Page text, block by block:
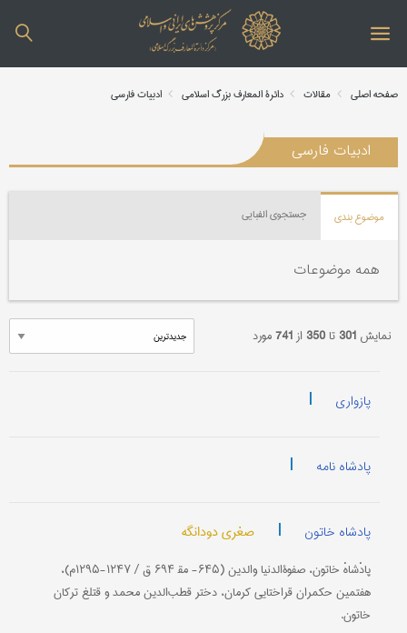
صفحه اصلی مقالات دائرة المعارف بزرگ اسلامی ادبیات فارسی
ادبیات فارسی
موضوع بندی جستجوی الفبایی
همه موضوعات
نمایش 301 تا350 از741مورد
پازواری |
پادشاه نامه |
پادشاه خاتون | صغری دودانگه
پادْشاهْ خاتون‌، صفوةالدنیا والدین‌ (۶۴۵- مق‍ ۶۹۴ ق‌ / ۱۲۴۷-۱۲۹۵م‌)،
هفتمین‌ حكمران‌ قراختایی‌ كرمان‌، دختر قطب‌الدین‌ محمد و قتلغ‌ تركان‌
خاتون‌.